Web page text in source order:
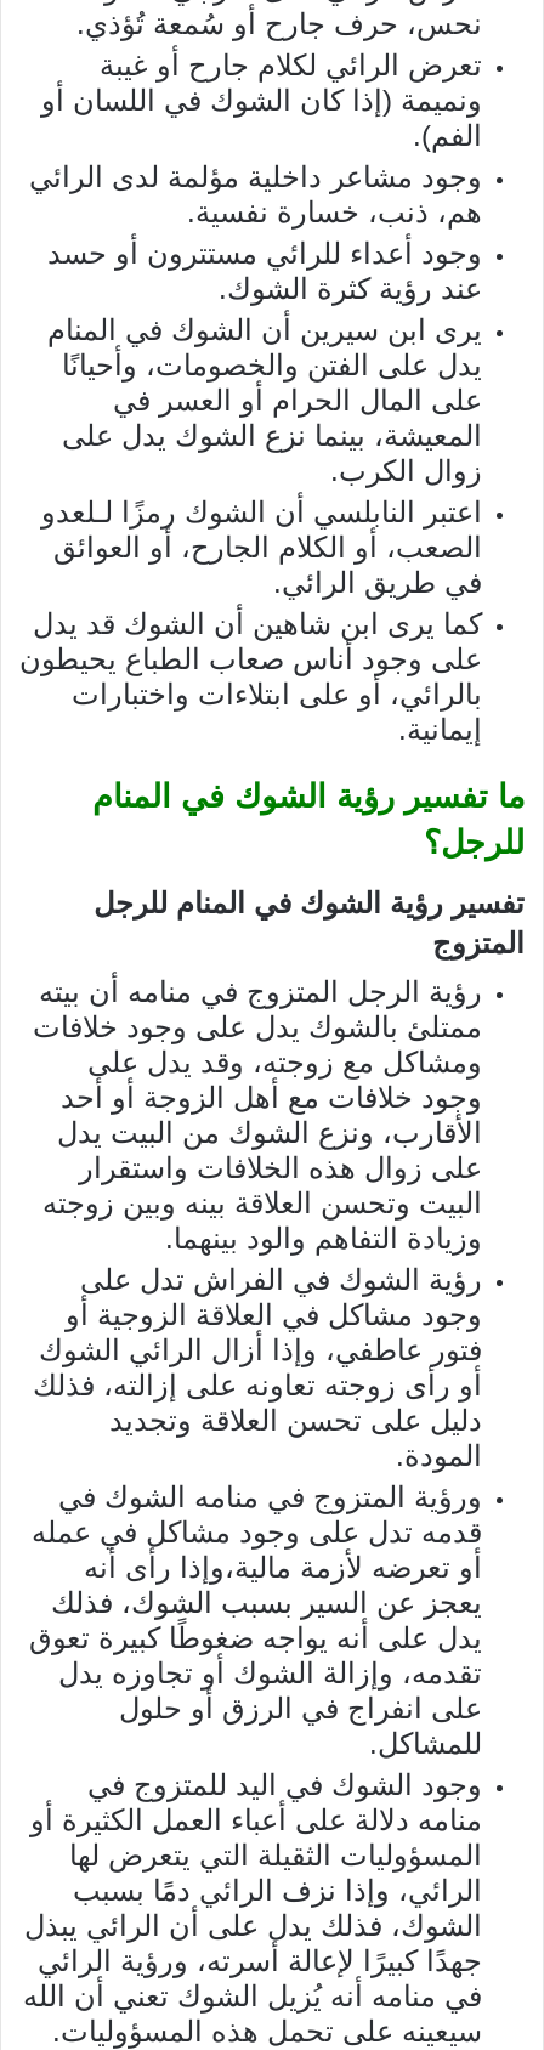
نحس، حرف جارح أو سُمعة تُؤذي.
تعرض الرائي لكلام جارح أو غيبة
ونميمة (إذا كان الشوك في اللسان أو
الفم).
وجود مشاعر داخلية مؤلمة لدى الرائي
هم، ذنب، خسارة نفسية.
وجود أعداء للرائي مستترون أو حسد
عند رؤية كثرة الشوك.
يرى ابن سيرين أن الشوك في المنام
يدل على الفتن والخصومات، وأحيانًا
على المال الحرام أو العسر في
المعيشة، بينما نزع الشوك يدل على
زوال الكرب.
اعتبر النابلسي أن الشوك رمزًا لـلعدو
الصعب، أو الكلام الجارح، أو العوائق
في طريق الرائي.
كما يرى ابن شاهين أن الشوك قد يدل
على وجود أناس صعاب الطباع يحيطون
بالرائي، أو على ابتلاءات واختبارات
إيمانية.
ما تفسير رؤية الشوك في المنام
للرجل؟
تفسير رؤية الشوك في المنام للرجل
المتزوج
رؤية الرجل المتزوج في منامه أن بيته
ممتلئ بالشوك يدل على وجود خلافات
ومشاكل مع زوجته، وقد يدل على
وجود خلافات مع أهل الزوجة أو أحد
الأقارب، ونزع الشوك من البيت يدل
على زوال هذه الخلافات واستقرار
البيت وتحسن العلاقة بينه وبين زوجته
وزيادة التفاهم والود بينهما.
رؤية الشوك في الفراش تدل على
وجود مشاكل في العلاقة الزوجية أو
فتور عاطفي، وإذا أزال الرائي الشوك
أو رأى زوجته تعاونه على إزالته، فذلك
دليل على تحسن العلاقة وتجديد
المودة.
ورؤية المتزوج في منامه الشوك في
قدمه تدل على وجود مشاكل في عمله
أو تعرضه لأزمة مالية،وإذا رأى أنه
يعجز عن السير بسبب الشوك، فذلك
يدل على أنه يواجه ضغوطًا كبيرة تعوق
تقدمه، وإزالة الشوك أو تجاوزه يدل
على انفراج في الرزق أو حلول
للمشاكل.
وجود الشوك في اليد للمتزوج في
منامه دلالة على أعباء العمل الكثيرة أو
المسؤوليات الثقيلة التي يتعرض لها
الرائي، وإذا نزف الرائي دمًا بسبب
الشوك، فذلك يدل على أن الرائي يبذل
جهدًا كبيرًا لإعالة أسرته، ورؤية الرائي
في منامه أنه يُزيل الشوك تعني أن الله
سيعينه على تحمل هذه المسؤوليات.